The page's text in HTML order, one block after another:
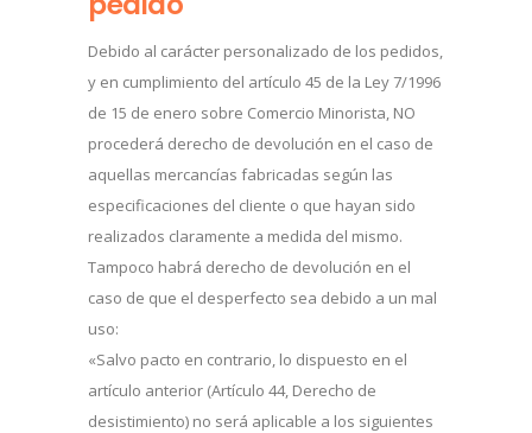
Debido al carácter personalizado de los pedidos,
y en cumplimiento del artículo 45 de la Ley 7/1996
de 15 de enero sobre Comercio Minorista, NO
procederá derecho de devolución en el caso de
aquellas mercancías fabricadas según las
especificaciones del cliente o que hayan sido
realizados claramente a medida del mismo.
Tampoco habrá derecho de devolución en el
caso de que el desperfecto sea debido a un mal
uso:
«Salvo pacto en contrario, lo dispuesto en el
artículo anterior (Artículo 44, Derecho de
desistimiento) no será aplicable a los siguientes